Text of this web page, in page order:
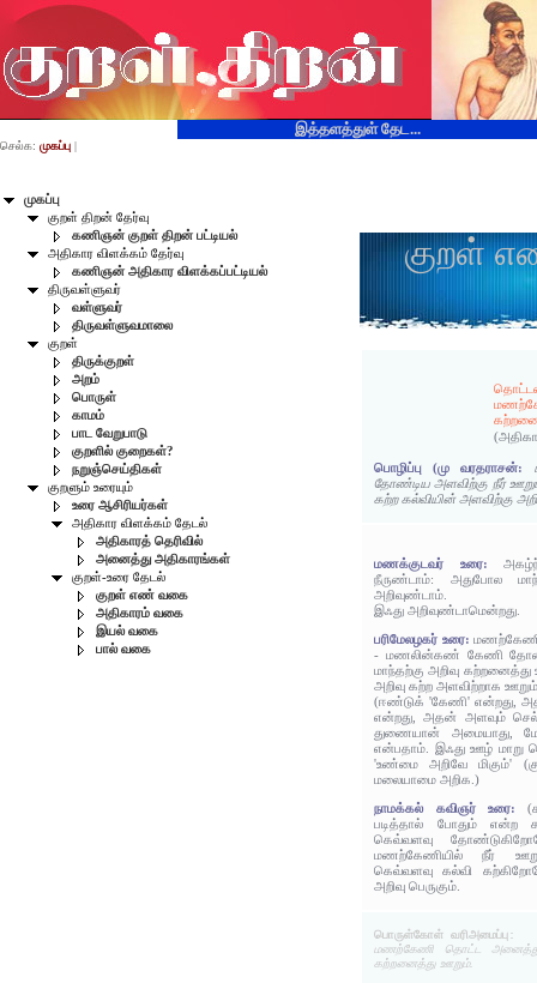
இத்தளத்துள் தேட...
முகப்பு
குறள் திறன் தேர்வு
கணிஞன் குறள் திறன் பட்டியல்
அதிகார விளக்கம் தேர்வு
கணிஞன் அதிகார விளக்கப்பட்டியல்
திருவள்ளுவர்
வள்ளுவர்
திருவள்ளுவமாலை
குறள்
திருக்குறள்
அறம்
பொருள்
காமம்
பாட வேறுபாடு
குறளில் குறைகள்?
நறுஞ்செய்திகள்
குறளும் உரையும்
உரை ஆசிரியர்கள்
அதிகார விளக்கம் தேடல்
அதிகாரத் தெரிவில்
அனைத்து அதிகாரங்கள்
குறள்-உரை தேடல்
குறள் எண் வகை
அதிகாரம் வகை
இயல் வகை
பால் வகை
செல்க: முகப்பு |
குறள்
பொழிப்பு (மு வரதராசன்:
தோண்டிய அளவிற்கு நீர்
கற்ற கல்வியின் அளவிற்கு
மணக்குடவர் உரை:
நீருண்டாம்: அதுபோல
அறிவுண்டாம்.
இஃது அறிவுண்டாமென்றது.
பரிமேலழகர் உரை:
- மணலின்கண் கேணி
மாந்தற்கு அறிவு
அறிவு கற்ற அளவிற்றாக
(ஈண்டுக் 'கேணி' என்றது,
என்றது, அதன் அளவும்
துணையான் அமையாது,
என்பதாம். இஃது ஊழ் மாறு
'உண்மை அறிவே மிகும்'
மலையாமை அறிக.)
நாமக்கல் கவிஞர் உரை:
படித்தால் போதும் என்ற
கெவ்வளவு
மணற்கேணியில் நீர்
கெவ்வளவு கல்வி
அறிவு பெருகும்.
பொருள்கோள் வரிஅமைப்பு:
மணற்கேணி தொட்ட அனைத்து
கற்றனைத்து ஊறும்.